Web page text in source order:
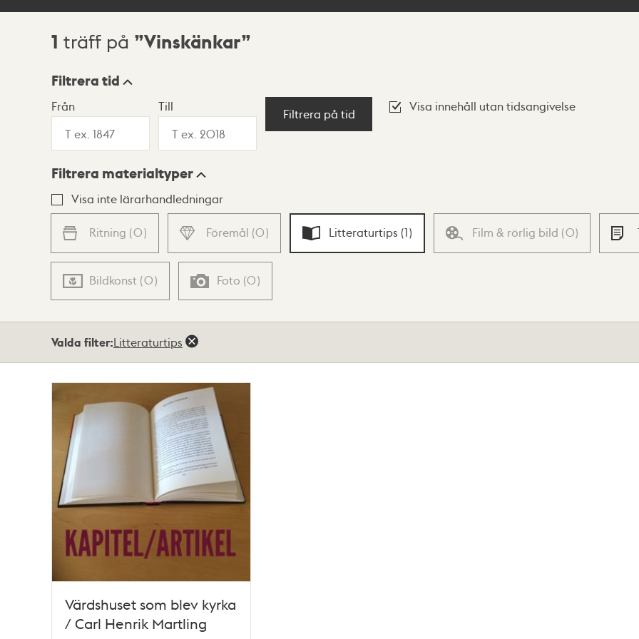
Sökresultat
1 träff på Vinskänkar
Visningsläge
Lista Karta
Filtrera tid
Från Till
Filtrera på tid
Visa innehåll utan tidsangivelse
Filtrera materialtyper
Visa inte lärarhandledningar
Ritning (0) Föremål (0) Litteraturtips (1) Film & rörlig bild (0)
Bildkonst (0) Foto (0)
Valda filter:Litteraturtips
Värdshuset som blev kyrka
/ Carl Henrik Martling